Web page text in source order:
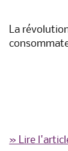
La
» Lire